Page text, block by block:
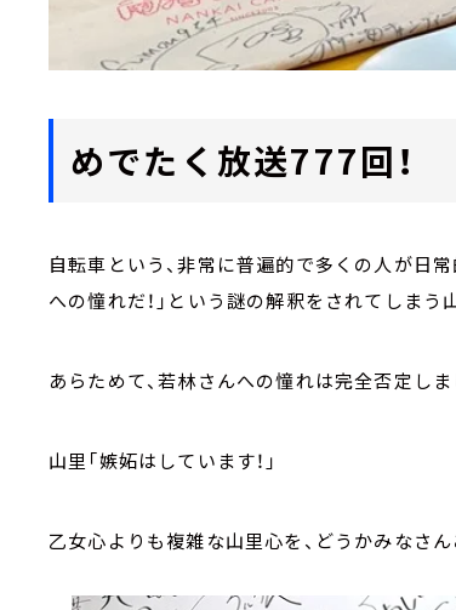
めでたく放送777回！
自転車という、非常に普遍的で多くの人が日
への憧れだ！」という謎の解釈をされてしまう
あらためて、若林さんへの憧れは完全否定しま
山里「嫉妬はしています！」
乙女心よりも複雑な山里心を、どうかみなさん